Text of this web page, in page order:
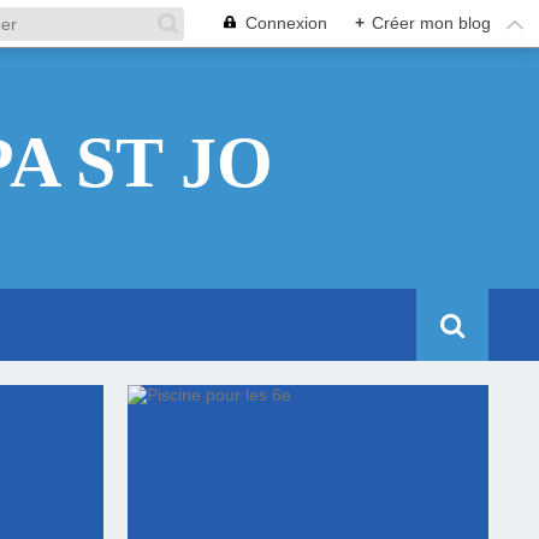
Connexion + Créer mon blog
ST JO